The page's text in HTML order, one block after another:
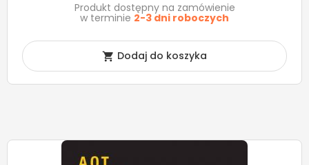
Produkt dostępny na zamówienie
w terminie 2-3 dni roboczych
 Dodaj do koszyka